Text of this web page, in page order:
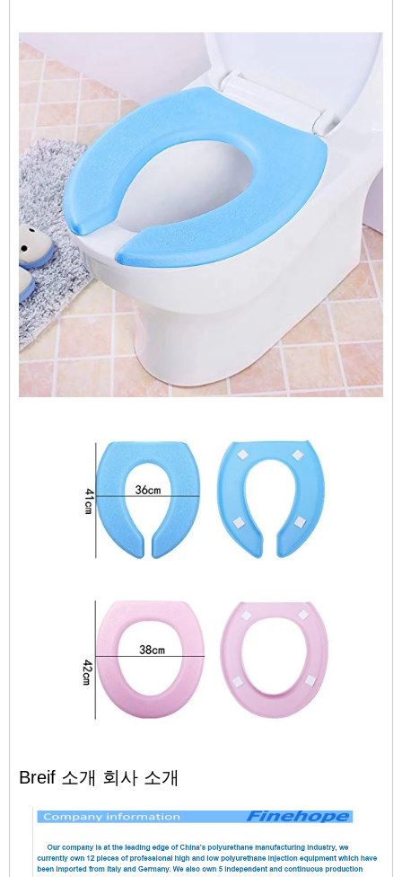
Breif 소개 회사 소개